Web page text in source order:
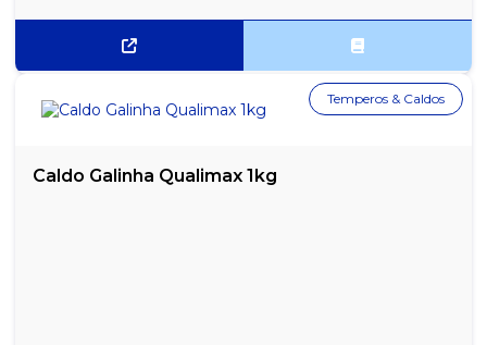
Caldo Galinha Qualimax 1kg
Temperos & Caldos